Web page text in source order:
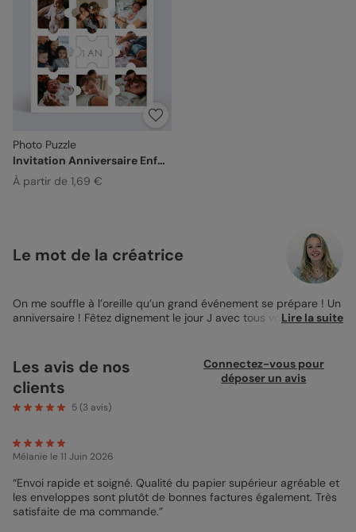
Photo Puzzle
Invitation Anniversaire Enfant
À partir de 1,69 €
Le mot de la créatrice
On me souffle à l’oreille qu’un grand événement se prépare ! Un
anniversaire ! Fêtez dignement le jour J avec tous vos proches
destinataires seront émus de voir ces clichés souvenir !
Personnalisez ainsi l'âge à fêter au milieu de la carte puis, à
l’intérieur, accompagnez votre message de la plus belle photo
de la star du jour. Modifiez les quelques lignes pré-rédigées
Programme, détails du grand jour, thème… n’oubliez aucune
information pour un anniversaire des plus réussis ! Pour une
satiné pelliculé qui sublimera votre carte avec un éclat de
brillance sur vos photos.
Lire la suite
Les avis de nos
clients
5(3 avis)
Connectez-vous pour
déposer un avis
Mélanie le 11 Juin 2026
“Envoi rapide et soigné. Qualité du papier supérieur agréable et
les enveloppes sont plutôt de bonnes factures également. Très
satisfaite de ma commande.”